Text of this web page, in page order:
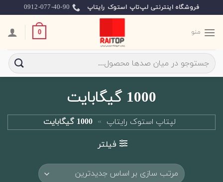
to
content
فروشگاه اینترنتی لپ‌تاپ استوک رایتاپ 0912-077-40-90
منو 0
جستجو
برای:
1000 گیگابایت
لپتاپ استوک رایتاپ » 1000 گیگابایت
فیلتر